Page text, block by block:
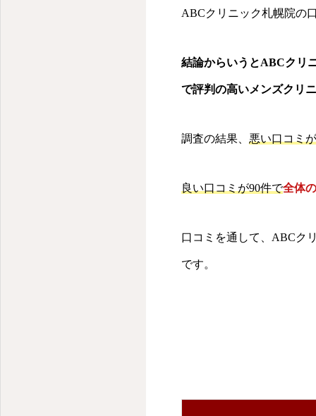
ABCクリニック札幌院の
結論からいうとABCクリ
で評判の高いメンズクリニ
調査の結果、 悪い口コミ
良い口コミが90件で全体
口コミを通して、ABCク
です。